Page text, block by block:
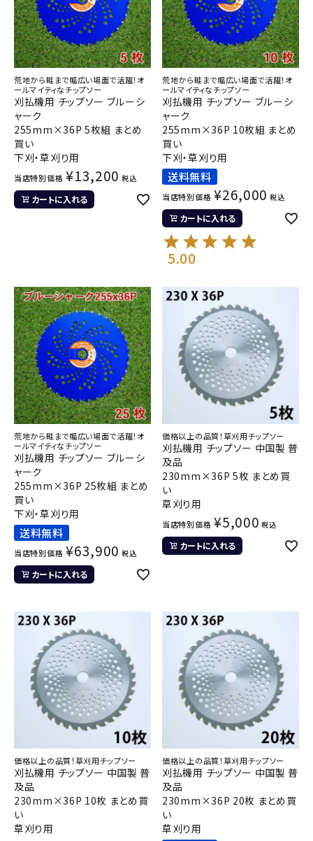
荒地から畦まで幅広い場面で活躍！オ
ールマイティなチップソー
刈払機用 チップソー ブルーシ
ャーク
255mm×36P 5枚組 まとめ
買い
下刈・草刈り用
当店特別価格 ¥13,200 税込
カートに入れる
荒地から畦まで幅広い場面で活躍！オ
ールマイティなチップソー
刈払機用 チップソー ブルーシ
ャーク
255mm×36P 10枚組 まとめ
買い
下刈・草刈り用
送料無料
当店特別価格 ¥26,000 税込
カートに入れる
5.00
荒地から畦まで幅広い場面で活躍！オ
ールマイティなチップソー
刈払機用 チップソー ブルーシ
ャーク
255mm×36P 25枚組 まとめ
買い
下刈・草刈り用
送料無料
当店特別価格 ¥63,900 税込
カートに入れる
価格以上の品質！草刈用チップソー
刈払機用 チップソー 中国製 普
及品
230mm×36P 5枚 まとめ買
い
草刈り用
当店特別価格 ¥5,000 税込
カートに入れる
価格以上の品質！草刈用チップソー
刈払機用 チップソー 中国製 普
及品
230mm×36P 10枚 まとめ買
い
草刈り用
価格以上の品質！草刈用チップソー
刈払機用 チップソー 中国製 普
及品
230mm×36P 20枚 まとめ買
い
草刈り用